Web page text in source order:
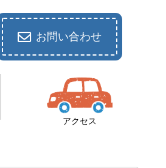
お問い合わせ
アクセス